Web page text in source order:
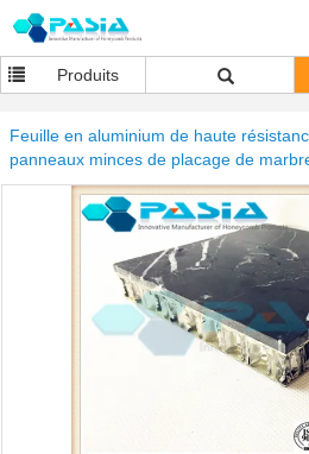
Produits
Feuille en aluminium de haute
panneaux minces de placage de